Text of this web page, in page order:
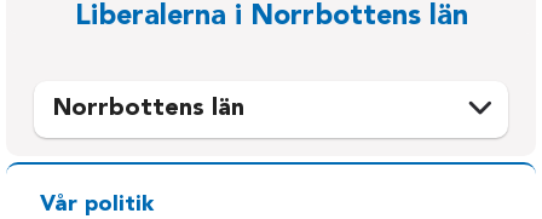
Liberalerna i Norrbottens län
Norrbottens län
Arvidsjaur
Vår politik